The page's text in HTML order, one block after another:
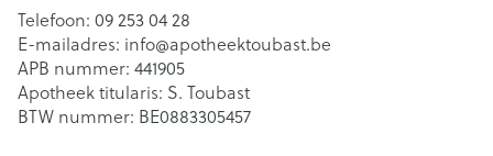
Telefoon: 09 253 04 28
E-mailadres: info@apotheektoubast.be
APB nummer: 441905
Apotheek titularis: S. Toubast
BTW nummer: BE0883305457